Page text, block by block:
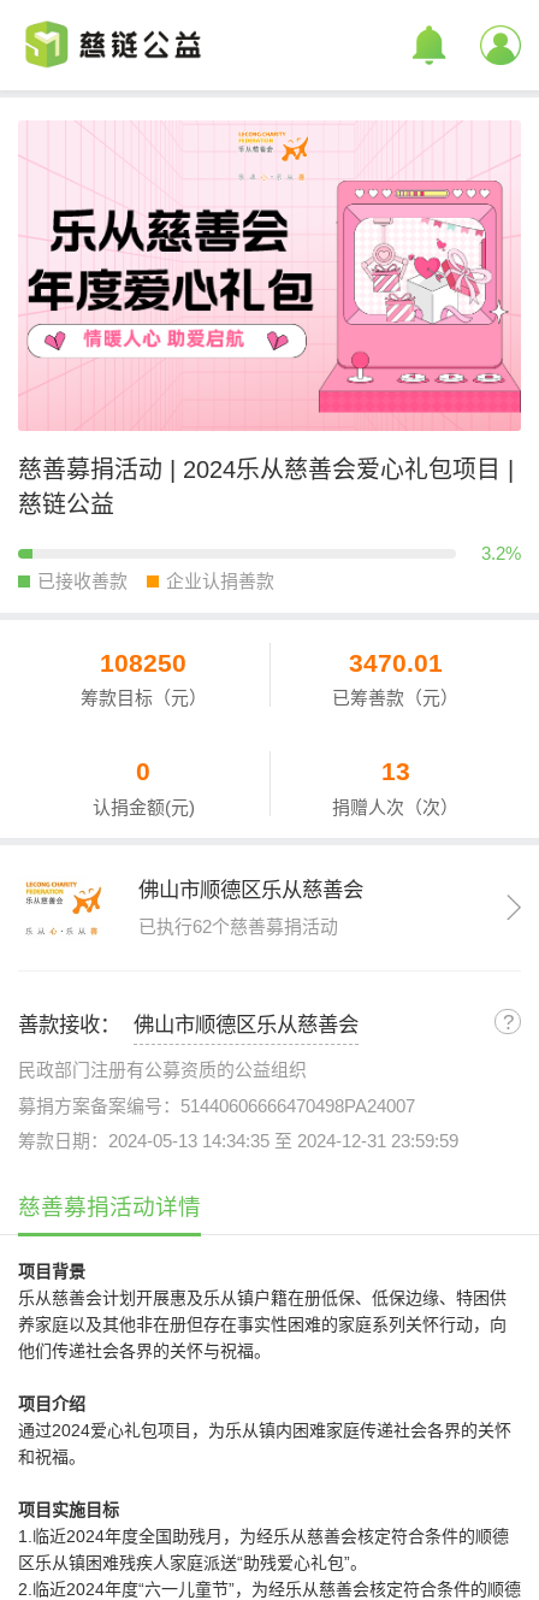
慈善募捐活动 | 2024乐从慈善会爱心礼包项目 |
慈链公益
3.2%
已接收善款
企业认捐善款
108250
筹款目标（元）
3470.01
已筹善款（元）
0
认捐金额(元)
13
捐赠人次（次）
佛山市顺德区乐从慈善会
已执行62个慈善募捐活动
善款接收： 佛山市顺德区乐从慈善会 ?
民政部门注册有公募资质的公益组织
募捐方案备案编号：51440606666470498PA24007
筹款日期：2024-05-13 14:34:35 至 2024-12-31 23:59:59
慈善募捐活动详情
项目背景
乐从慈善会计划开展惠及乐从镇户籍在册低保、低保边缘、特困供
养家庭以及其他非在册但存在事实性困难的家庭系列关怀行动，向
他们传递社会各界的关怀与祝福。
项目介绍
通过2024爱心礼包项目，为乐从镇内困难家庭传递社会各界的关怀
和祝福。
项目实施目标
1.临近2024年度全国助残月，为经乐从慈善会核定符合条件的顺德
区乐从镇困难残疾人家庭派送“助残爱心礼包”。
2.临近2024年度“六一儿童节”，为经乐从慈善会核定符合条件的顺德